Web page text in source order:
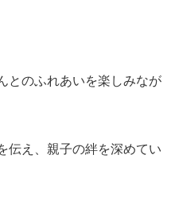
とのふれあいを楽しみなが
伝え、親子の絆を深めてい